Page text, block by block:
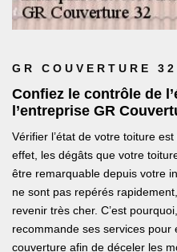
GR COUVERTURE 32
Confiez le contrôle de
l’entreprise GR
Vérifier l’état de votre toiture
effet, les dégâts que votre
être remarquable depuis votre
ne sont pas repérés
revenir très cher. C’est
recommande ses services
couverture afin de déceler les